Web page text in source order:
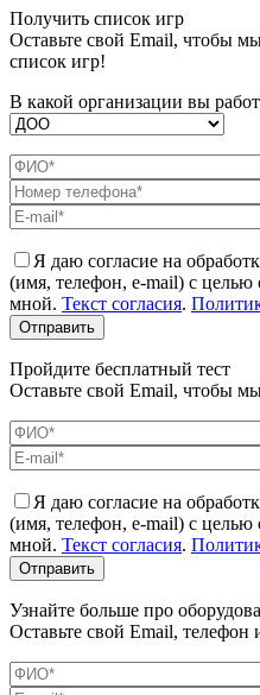
Получить список игр
Оставьте свой Email, чтобы
список игр!
В какой организации вы
Я даю согласие на
(имя, телефон, e-mail) с целью
мной. Текст согласия.
Пройдите бесплатный тест
Оставьте свой Email, чтобы
Я даю согласие на
(имя, телефон, e-mail) с целью
мной. Текст согласия.
Узнайте больше про
Оставьте свой Email,